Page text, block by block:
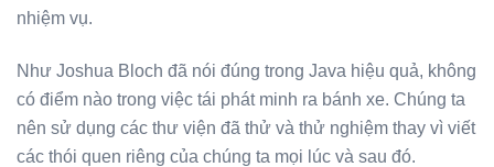
nhiệm vụ.
Như Joshua Bloch đã nói đúng trong Java hiệu quả, không
có điểm nào trong việc tái phát minh ra bánh xe. Chúng ta
nên sử dụng các thư viện đã thử và thử nghiệm thay vì viết
các thói quen riêng của chúng ta mọi lúc và sau đó.